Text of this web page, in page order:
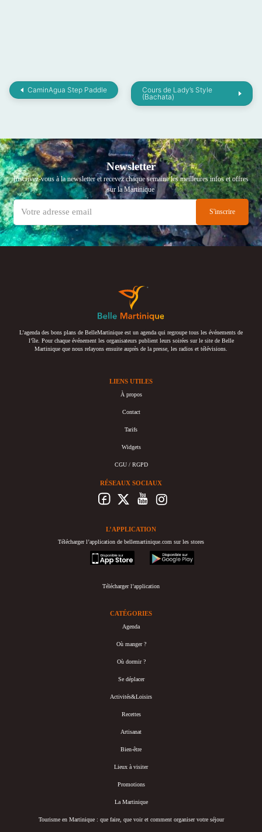
CaminAgua Step Paddle
Cours de Lady’s Style
(Bachata)
Newsletter
Inscrivez-vous à la newsletter et recevez chaque semaine les meilleures infos et offres
sur la Martinique
L’agenda des bons plans de BelleMartinique est un agenda qui regroupe tous les événements de
l’île. Pour chaque événement les organisateurs publient leurs soirées sur le site de Belle
Martinique que nous relayons ensuite auprès de la presse, les radios et télévisions.
LIENS UTILES
À propos
Contact
Tarifs
Widgets
CGU / RGPD
RÉSEAUX SOCIAUX
L’APPLICATION
Télécharger l’application de bellemartinique.com sur les stores
appstore
googleplay
Télécharger l’application
CATÉGORIES
Agenda
Où manger ?
Où dormir ?
Se déplacer
Activités&Loisirs
Recettes
Artisanat
Bien-être
Lieux à visiter
Promotions
La Martinique
Tourisme en Martinique : que faire, que voir et comment organiser votre séjour